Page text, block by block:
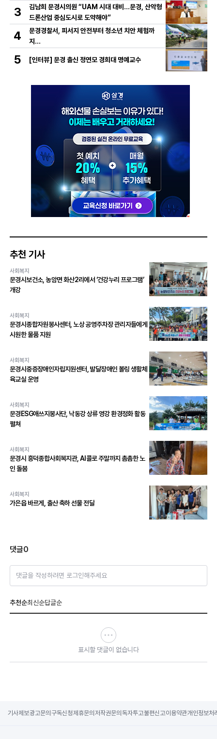
3
김남희 문경시의원 “UAM 시대 대비…문경, 산악형
드론산업 중심도시로 도약해야”
4
문경경찰서, 피서지 안전부터 청소년 치안 체험까
지…
5 [인터뷰] 문경 출신 정연모 경희대 명예교수
추천 기사
사회복지
문경시보건소, 농암면 화산2리에서 ‘건강누리 프로그램’
개강
사회복지
문경시종합자원봉사센터, 노상 공영주차장 관리자들에게
시원한 물품 지원
사회복지
문경시중증장애인자립지원센터, 발달장애인 볼링 생활체
육교실 운영
사회복지
문경ESG애쓰지봉사단, 낙동강 상류 영강 환경정화 활동
펼쳐
사회복지
문경시 흥덕종합사회복지관, AI콜로 주말까지 촘촘한 노
인 돌봄
사회복지
가은읍 바르게, 출산 축하 선물 전달
댓글0
댓글을 작성하려면 로그인해주세요
추천순최신순답글순
표시할 댓글이 없습니다
기사제보광고문의 구독신청제휴문의 저작권문의 독자투고불편신고이용약관개인정보처